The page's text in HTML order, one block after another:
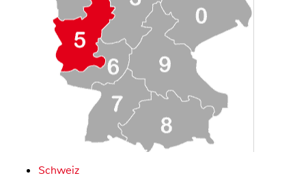
Schweiz